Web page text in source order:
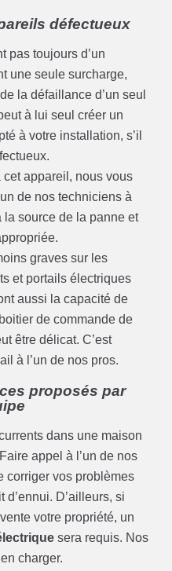
défectueux
pas toujours d’un
une seule surcharge,
la défaillance d’un seul
à lui seul créer un
à votre installation, s’il
appareil, nous vous
de nos techniciens à
source de la panne et
graves sur les
et portails électriques
aussi la capacité de
de commande de
être délicat. C’est
à l’un de nos pros.
proposés par
dans une maison
appel à l’un de nos
corriger vos problèmes
d’ennui. D’ailleurs, si
votre propriété, un
sera requis. Nos
charger.